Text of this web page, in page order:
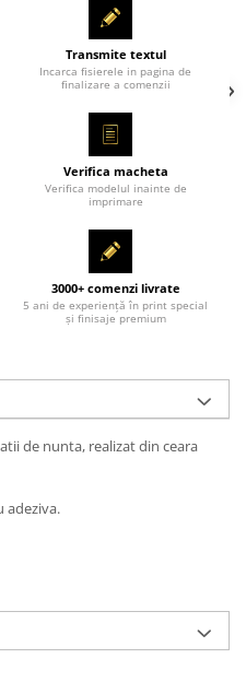
Transmite textul
Incarca fisierele in pagina de
finalizare a comenzii
Verifica macheta
Verifica modelul inainte de
imprimare
3000+ comenzi livrate
5 ani de experiență în print special
și finisaje premium
de nunta, realizat din ceara
adeziva.